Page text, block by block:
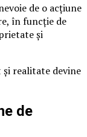
de o acțiune
în funcție de
și
realitate devine
de